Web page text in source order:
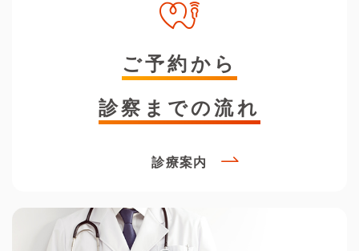
ご予約から
診察までの流れ
診療案内